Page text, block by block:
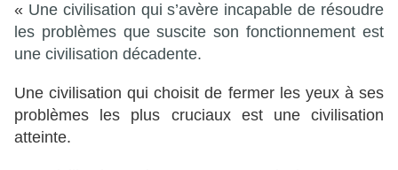
« Une civilisation qui s’avère incapable de résoudre
les problèmes que suscite son fonctionnement est
une civilisation décadente.
Une civilisation qui choisit de fermer les yeux à ses
problèmes les plus cruciaux est une civilisation
atteinte.